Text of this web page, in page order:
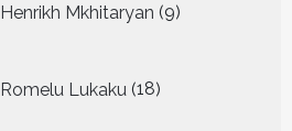
Henrikh Mkhitaryan 9
producten
Romelu Lukaku 18
producten